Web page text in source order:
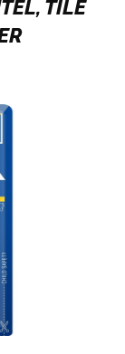
TILE